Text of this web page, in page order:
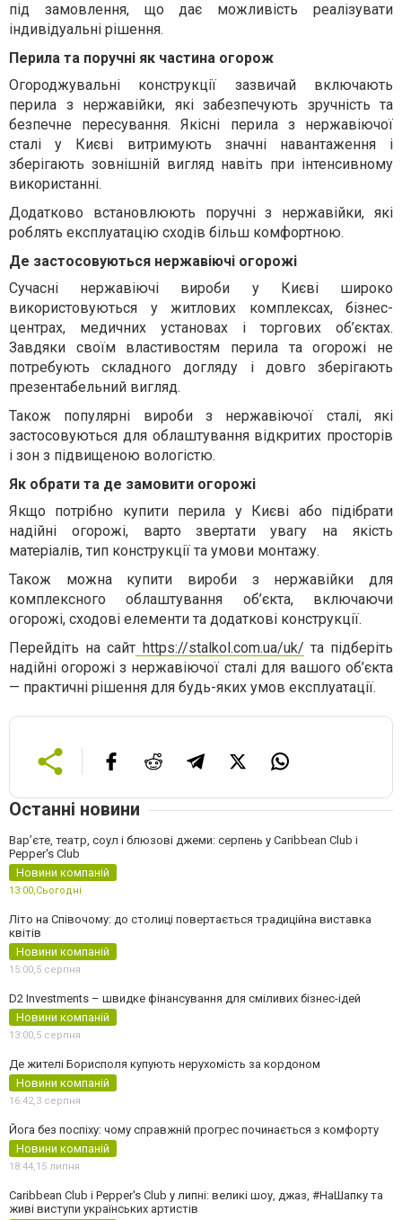
під замовлення, що дає можливість реалізувати
індивідуальні рішення.
Перила та поручні як частина огорож
Огороджувальні конструкції зазвичай включають
перила з нержавійки, які забезпечують зручність та
безпечне пересування. Якісні перила з нержавіючої
сталі у Києві витримують значні навантаження і
зберігають зовнішній вигляд навіть при інтенсивному
використанні.
Додатково встановлюють поручні з нержавійки, які
роблять експлуатацію сходів більш комфортною.
Де застосовуються нержавіючі огорожі
Сучасні нержавіючі вироби у Києвішироко
використовуються у житлових комплексах, бізнес-
центрах, медичних установах і торгових об’єктах.
Завдяки своїм властивостям перила та огорожі не
потребують складного догляду і довго зберігають
презентабельний вигляд.
Також популярні вироби з нержавіючої сталі, які
застосовуються для облаштування відкритих просторів
і зон з підвищеною вологістю.
Як обрати та де замовити огорожі
Якщо потрібно купити перила у Києві або підібрати
надійні огорожі, варто звертати увагу на якість
матеріалів, тип конструкції та умови монтажу.
Також можна купити вироби з нержавійки для
комплексного облаштування об’єкта, включаючи
огорожі, сходові елементи та додаткові конструкції.
Перейдіть на сайт https://stalkol.com.ua/uk/ та підберіть
надійні огорожі з нержавіючої сталі для вашого об’єкта
— практичні рішення для будь-яких умов експлуатації.
Останні новини
Вар’єте, театр, соул і блюзові джеми: серпень у Caribbean Club і
Pepper's Club
Новини компаній
13:00,Сьогодні
Літо на Співочому: до столиці повертається традиційна виставка
квітів
Новини компаній
15:00,5 серпня
D2 Investments – швидке фінансування для сміливих бізнес-ідей
Новини компаній
13:00,5 серпня
Де жителі Борисполя купують нерухомість за кордоном
Новини компаній
16:42,3 серпня
Йога без поспіху: чому справжній прогрес починається з комфорту
Новини компаній
18:44,15 липня
Caribbean Club і Pepper's Club у липні: великі шоу, джаз, #НаШапку та
живі виступи українських артистів